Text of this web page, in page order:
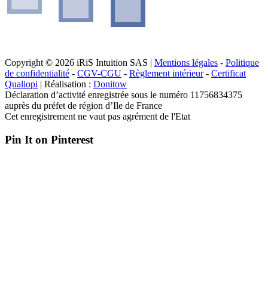
Copyright © 2026 iRiS Intuition SAS | Mentions légales - Politique
de confidentialité - CGV-CGU - Règlement intérieur- Certificat
Qualiopi | Réalisation : Donitow
Déclaration d’activité enregistrée sous le numéro 11756834375
auprès du préfet de région d’Ile de France
Cet enregistrement ne vaut pas agrément de l'Etat
Pin It on Pinterest